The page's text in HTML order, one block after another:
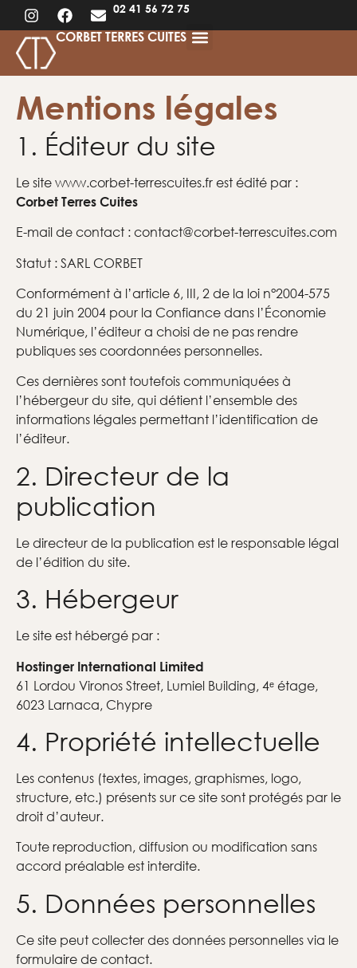
02 41 56 72 75
CORBET TERRES CUITES
Mentions légales
1. Éditeur du site
Le site www.corbet-terrescuites.fr est édité par :
Corbet Terres Cuites
E-mail de contact : contact@corbet-terrescuites.com
Statut : SARL CORBET
Conformément à l’article 6, III, 2 de la loi n°2004-575
du 21 juin 2004 pour la Confiance dans l’Économie
Numérique, l’éditeur a choisi de ne pas rendre
publiques ses coordonnées personnelles.
Ces dernières sont toutefois communiquées à
l’hébergeur du site, qui détient l’ensemble des
informations légales permettant l’identification de
l’éditeur.
2. Directeur de la
publication
Le directeur de la publication est le responsable légal
de l’édition du site.
3. Hébergeur
Le site est hébergé par :
Hostinger International Limited
61 Lordou Vironos Street, Lumiel Building, 4ᵉ étage,
6023 Larnaca, Chypre
4. Propriété intellectuelle
Les contenus (textes, images, graphismes, logo,
structure, etc.) présents sur ce site sont protégés par le
droit d’auteur.
Toute reproduction, diffusion ou modification sans
accord préalable est interdite.
5. Données personnelles
Ce site peut collecter des données personnelles via le
formulaire de contact.